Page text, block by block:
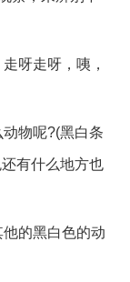
呀走呀，咦，
物呢?(黑白条
有什么地方也
的黑白色的动